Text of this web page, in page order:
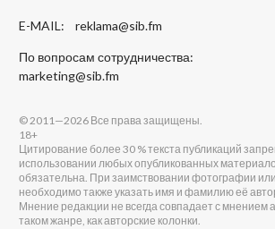
E-MAIL: reklama@sib.fm
По вопросам сотрудничества:
marketing@sib.fm
© 2011—2026 Все права защищены.
18+
Цитирование более 30 % текста публикаций
использовании любых опубликованных
обязательна. При заимствовании фотографии
необходимо также указать имя и фамилию её
Мнение редакции не всегда совпадает с мнением
таком жанре, как авторские колонки.